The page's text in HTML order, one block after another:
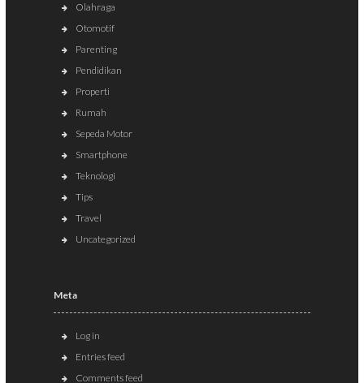
Olahraga
Otomotif
Parenting
Pendidikan
Properti
Rumah
Sepeda Motor
Smartphone
Teknologi
Tips
Travel
Uncategorized
Meta
Log in
Entries feed
Comments feed